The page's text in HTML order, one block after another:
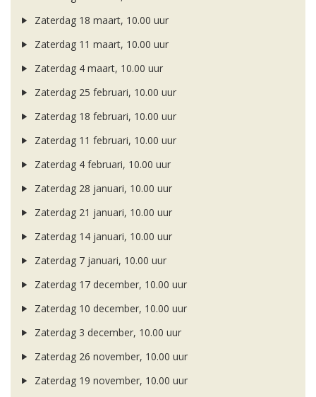
Zaterdag 18 maart, 10.00 uur
Zaterdag 11 maart, 10.00 uur
Zaterdag 4 maart, 10.00 uur
Zaterdag 25 februari, 10.00 uur
Zaterdag 18 februari, 10.00 uur
Zaterdag 11 februari, 10.00 uur
Zaterdag 4 februari, 10.00 uur
Zaterdag 28 januari, 10.00 uur
Zaterdag 21 januari, 10.00 uur
Zaterdag 14 januari, 10.00 uur
Zaterdag 7 januari, 10.00 uur
Zaterdag 17 december, 10.00 uur
Zaterdag 10 december, 10.00 uur
Zaterdag 3 december, 10.00 uur
Zaterdag 26 november, 10.00 uur
Zaterdag 19 november, 10.00 uur